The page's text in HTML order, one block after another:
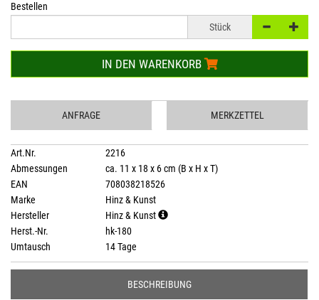
Bestellen
Stück
IN DEN WARENKORB
ANFRAGE MERKZETTEL
Art.Nr.
2216
Abmessungen
ca. 11 x 18 x 6 cm (B x H x T)
EAN
708038218526
Marke
Hinz & Kunst
Hersteller
Hinz & Kunst
Herst.-Nr.
hk-180
Umtausch
14 Tage
BESCHREIBUNG